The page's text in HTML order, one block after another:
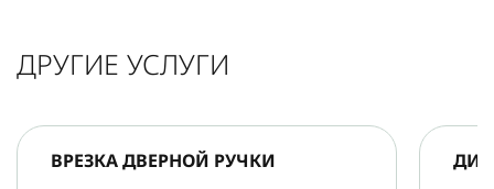
ДРУГИЕ УСЛУГИ
ВРЕЗКА ДВЕРНОЙ РУЧКИ